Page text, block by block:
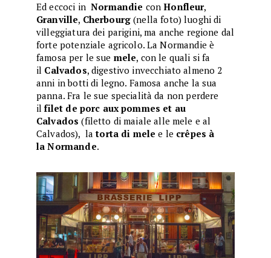
Ed eccoci in Normandie conHonfleur,
Granville, Cherbourg(nella foto) luoghi di
villeggiatura dei parigini, ma anche regione dal
forte potenziale agricolo. La Normandie è
famosa per le sue mele, con le quali si fa
il Calvados, digestivo invecchiato almeno 2
anni in botti di legno. Famosa anche la sua
panna. Fra le sue specialità da non perdere
ilfilet de porc aux pommes et au
Calvados(filetto di maiale alle mele e al
Calvados), la torta di mele e le crêpes à
la Normande.